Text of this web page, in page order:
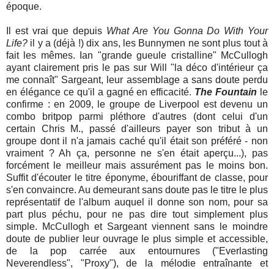
époque.
Il est vrai que depuis What Are You Gonna Do With Your
Life? il y a (déjà !) dix ans, les Bunnymen ne sont plus tout à
fait les mêmes. Ian "grande gueule cristalline" McCullogh
ayant clairement pris le pas sur Will "la déco d'intérieur ça
me connaît" Sargeant, leur assemblage a sans doute perdu
en élégance ce qu'il a gagné en efficacité. The Fountain le
confirme : en 2009, le groupe de Liverpool est devenu un
combo britpop parmi pléthore d'autres (dont celui d'un
certain Chris M., passé d'ailleurs payer son tribut à un
groupe dont il n'a jamais caché qu'il était son préféré - non
vraiment ? Ah ça, personne ne s'en était aperçu...), pas
forcément le meilleur mais assurément pas le moins bon.
Suffit d'écouter le titre éponyme, ébouriffant de classe, pour
s'en convaincre. Au demeurant sans doute pas le titre le plus
représentatif de l'album auquel il donne son nom, pour sa
part plus péchu, pour ne pas dire tout simplement plus
simple. McCullogh et Sargeant viennent sans le moindre
doute de publier leur ouvrage le plus simple et accessible,
de la pop carrée aux entournures ("Everlasting
Neverendless", "Proxy"), de la mélodie entraînante et